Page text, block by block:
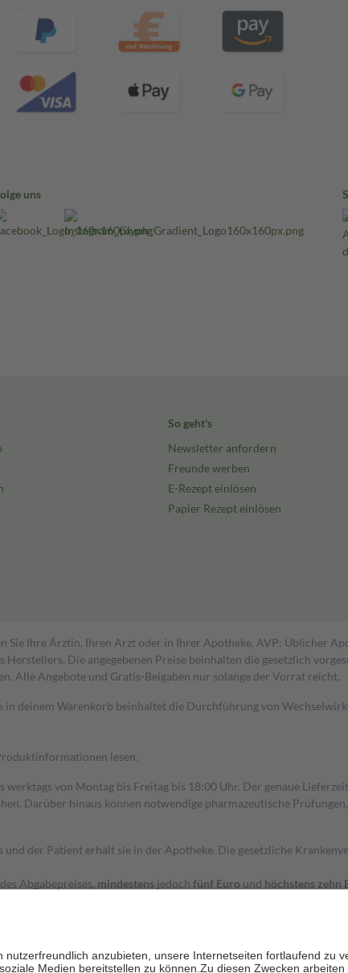
uns
So geht's
Newsletter anfordern
Freunde werben
E-Rezept einlösen
Papier Rezept einlösen
Sie Ihre Ärztin, Ihren Arzt oder in Ihrer Apotheke. AVP: Üblicher
Die angegebenen Preise beinhalten die gesetzlich
Alle Angebote und Gratis-Beigaben nur solange der Vorrat reicht.
deinem Warenkorb beinhaltet die Durchführung von
lesen.
von Montag bis Freitag bis 18:00 Uhr. Der genaue
Darüber hinaus können notwendige pharmazeutische
der Patient erhält sie in der Apotheke. Die gesetzliche
Abgabepreises, mindestens jedoch fünf Euro und höchstens zehn
und die besondere Stellung der Familie zu unterstützen, fallen
der Fahrkosten